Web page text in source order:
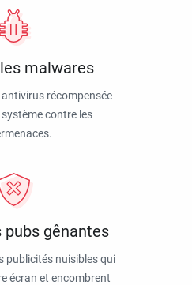
malwares
récompensée
contre les
pubs gênantes
publicités nuisibles qui
écran et encombrent